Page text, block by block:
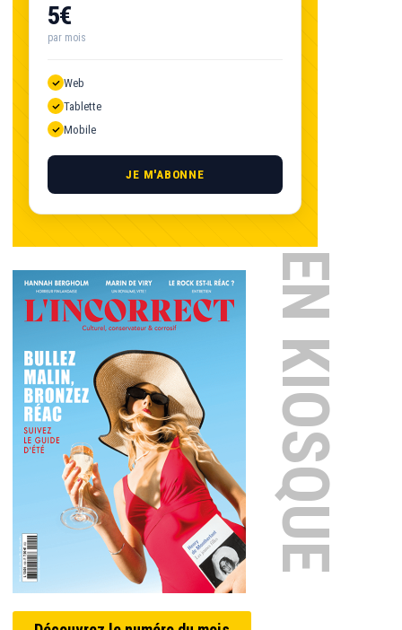
5€
par mois
Web
Tablette
Mobile
JE M'ABONNE
EN KIOSQUE